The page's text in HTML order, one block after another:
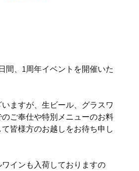
間、1周年イベントを開催いた
ますが、生ビール、グラスワ
ご奉仕や特別メニューのお料
皆様方のお越しをお待ち申し
インも入荷しておりますの